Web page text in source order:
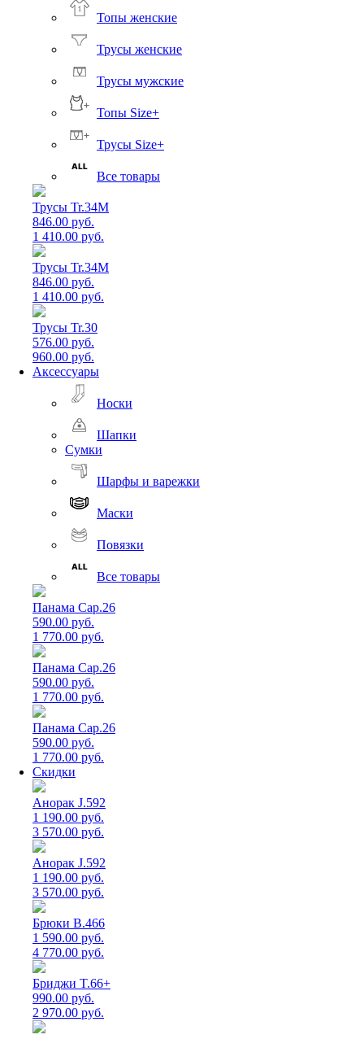
Топы женские
Трусы женские
Трусы мужские
Топы Size+
Трусы Size+
Все товары
Трусы Tr.34M
846.00 руб.
1 410.00 руб.
Трусы Tr.34M
846.00 руб.
1 410.00 руб.
Трусы Tr.30
576.00 руб.
960.00 руб.
Аксессуары
Носки
Шапки
Сумки
Шарфы и варежки
Маски
Повязки
Все товары
Панама Cap.26
590.00 руб.
1 770.00 руб.
Панама Cap.26
590.00 руб.
1 770.00 руб.
Панама Cap.26
590.00 руб.
1 770.00 руб.
Скидки
Анорак J.592
1 190.00 руб.
3 570.00 руб.
Анорак J.592
1 190.00 руб.
3 570.00 руб.
Брюки B.466
1 590.00 руб.
4 770.00 руб.
Бриджи T.66+
990.00 руб.
2 970.00 руб.